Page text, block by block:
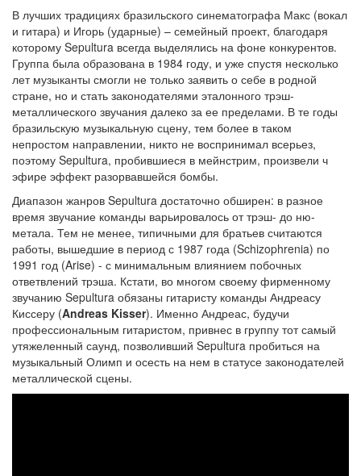
В лучших традициях бразильского синематографа Макс (вокал
и гитара) и Игорь (ударные) – семейный проект, благодаря
которому Sepultura всегда выделялись на фоне конкурентов.
Группа была образована в 1984 году, и уже спустя несколько
лет музыканты смогли не только заявить о себе в родной
стране, но и стать законодателями эталонного трэш-
металлического звучания далеко за ее пределами. В те годы
бразильскую музыкальную сцену, тем более в таком
непростом направлении, никто не воспринимал всерьез,
поэтому Sepultura, пробившиеся в мейнстрим, произвели ч
эфире эффект разорвавшейся бомбы.
Диапазон жанров Sepultura достаточно обширен: в разное
время звучание команды варьировалось от трэш- до ню-
метала. Тем не менее, типичными для братьев считаются
работы, вышедшие в период с 1987 года (Schizophrenia) по
1991 год (Arise) - с минимальным влиянием побочных
ответвлений трэша. Кстати, во многом своему фирменному
звучанию Sepultura обязаны гитаристу команды Андреасу
Киссеру (Andreas Kisser). Именно Андреас, будучи
профессиональным гитаристом, привнес в группу тот самый
утяжеленный саунд, позволивший Sepultura пробиться на
музыкальный Олимп и осесть на нем в статусе законодателей
металлической сцены.